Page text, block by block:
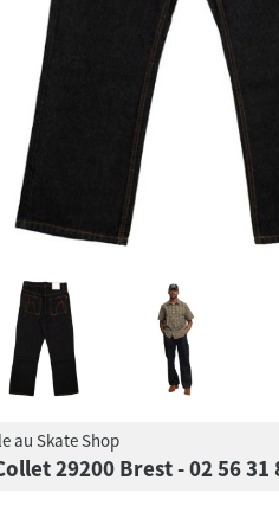
au Skate Shop
29200 Brest - 02 56 31